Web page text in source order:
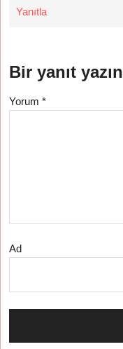
Yanıtla
Bir yanıt yazın
Yorum*
Ad